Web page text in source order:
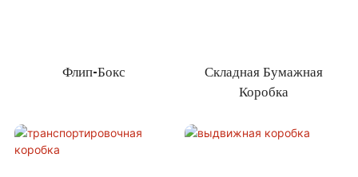
Флип-Бокс
Складная Бумажная
Коробка